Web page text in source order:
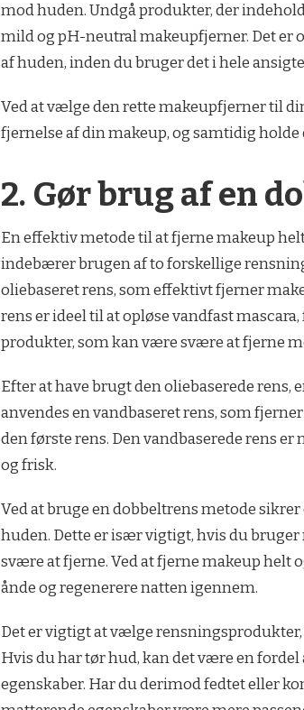
mod huden. Undgå produkter, der
mild og pH-neutral makeupfjerner. Det er
af huden, inden du bruger det i hele
Ved at vælge den rette makeupfjerner til
fjernelse af din makeup, og samtidig
2. Gør brug af en
En effektiv metode til at fjerne makeup
indebærer brugen af to forskellige
oliebaseret rens, som effektivt fjerner
rens er ideel til at opløse vandfast
produkter, som kan være svære at fjerne
Efter at have brugt den oliebaserede
anvendes en vandbaseret rens, som
den første rens. Den vandbaserede rens
og frisk.
Ved at bruge en dobbeltrens metode
huden. Dette er især vigtigt, hvis du
svære at fjerne. Ved at fjerne makeup
ånde og regenerere natten igennem.
Det er vigtigt at vælge
Hvis du har tør hud, kan det være en
egenskaber. Har du derimod fedtet eller